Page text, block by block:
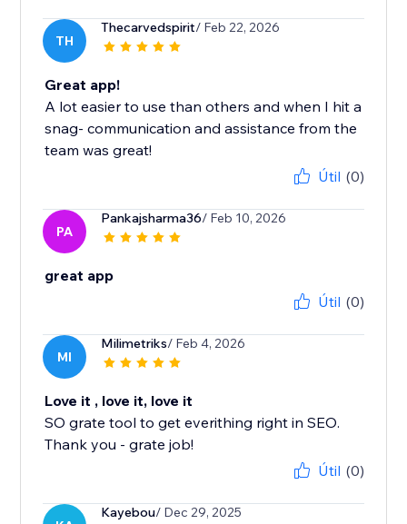
TH
Thecarvedspirit/ Feb 22, 2026
Great app!
A lot easier to use than others and when I hit a
snag- communication and assistance from the
team was great!
Útil (0)
PA
Pankajsharma36/ Feb 10, 2026
great app
Útil (0)
MI
Milimetriks/ Feb 4, 2026
Love it , love it, love it
SO grate tool to get everithing right in SEO.
Thank you - grate job!
Útil (0)
Kayebou/ Dec 29, 2025